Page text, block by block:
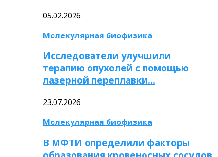
05.02.2026
Молекулярная биофизика
Исследователи улучшили
терапию опухолей с помощью
лазерной переплавки…
23.07.2026
Молекулярная биофизика
В МФТИ определили факторы